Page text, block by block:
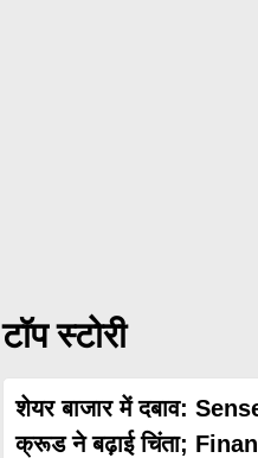
टॉप स्टोरी
शेयर बाजार में दबाव:
क्रूड ने बढ़ाई चिंता;